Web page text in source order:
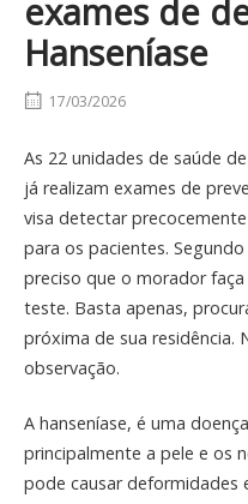
exames de
Hanseníase
17/03/2026
As 22 unidades de saúde
já realizam exames de
visa detectar
para os pacientes.
preciso que o morador
teste. Basta apenas,
próxima de sua residência.
observação.
A hanseníase, é uma
principalmente a pele e os
pode causar deformidades